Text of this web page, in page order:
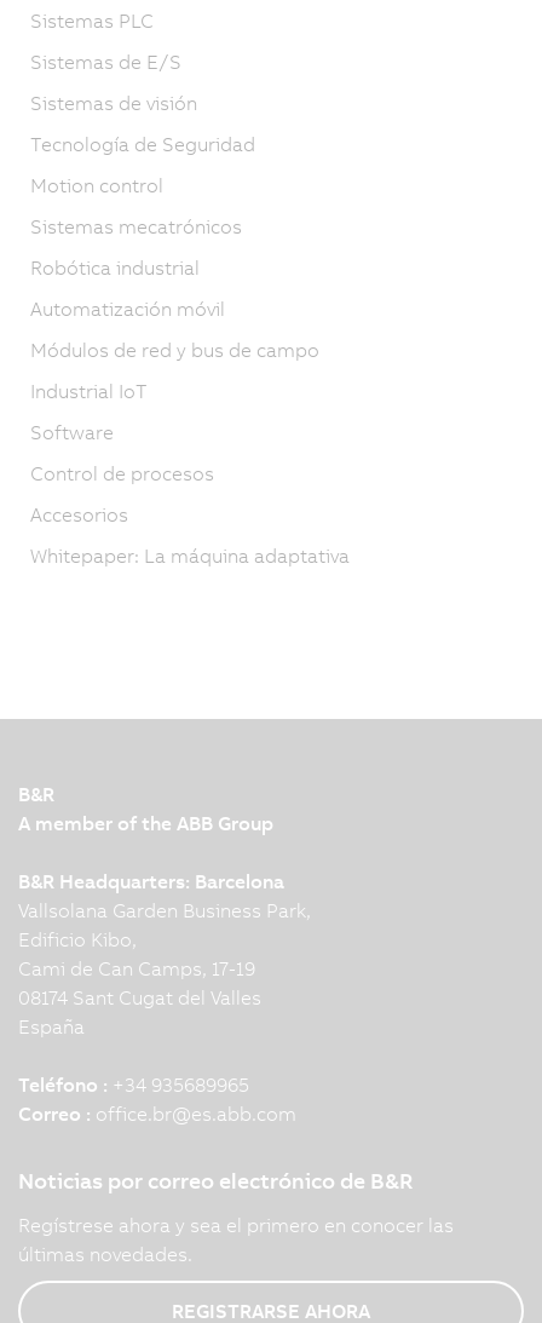
Sistemas PLC
Sistemas de E/S
Sistemas de visión
Tecnología de Seguridad
Motion control
Sistemas mecatrónicos
Robótica industrial
Automatización móvil
Módulos de red y bus de campo
Industrial IoT
Software
Control de procesos
Accesorios
Whitepaper: La máquina adaptativa
B&R
A member of the ABB Group
B&R Headquarters: Barcelona
Vallsolana Garden Business Park,
Edificio Kibo,
Cami de Can Camps, 17-19
08174 Sant Cugat del Valles
España
Teléfono : +34 935689965
Correo : office.br@es.abb.com
Noticias por correo electrónico de B&R
Regístrese ahora y sea el primero en conocer las
últimas novedades.
REGISTRARSE AHORA